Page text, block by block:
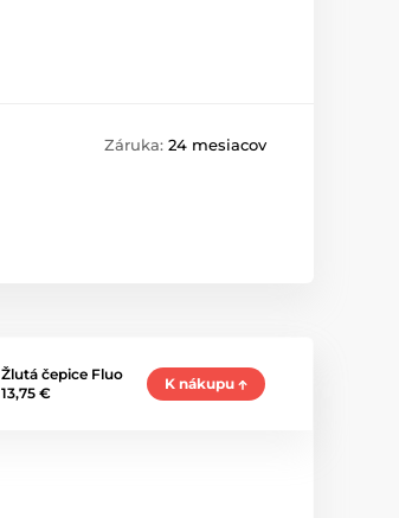
Záruka: 24 mesiacov
Žlutá čepice Fluo
13,75 €
K nákupu